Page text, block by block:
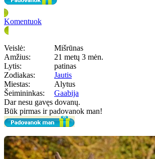
Komentuok
Veislė:
Mišrūnas
Amžius:
21 metų 3 mėn.
Lytis:
patinas
Zodiakas:
Jautis
Miestas:
Alytus
Šeimininkas:
Gaabija
Dar nesu gavęs dovanų.
Būk pirmas ir padovanok man!